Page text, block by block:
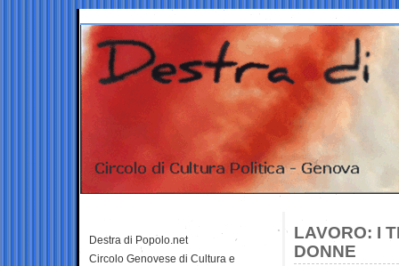
LAVORO: I
DONNE
Destra di Popolo.net
Circolo Genovese di Cultura e